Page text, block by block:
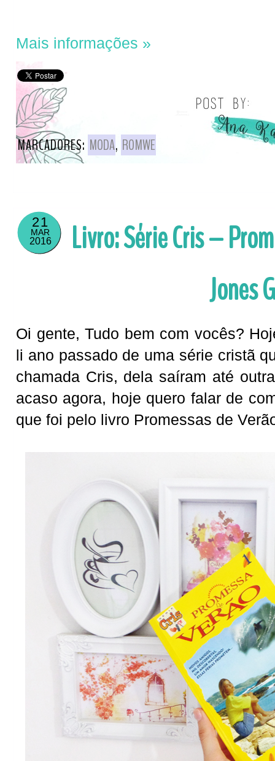
Mais informações »
MARCADORES: MODA, ROMWE
21
MAR
2016
Livro: Série Cris –
Jones
Oi gente, Tudo bem com vocês?
li ano passado de uma série cristã
chamada Cris, dela saíram até
acaso agora, hoje quero falar de
que foi pelo livro Promessas de